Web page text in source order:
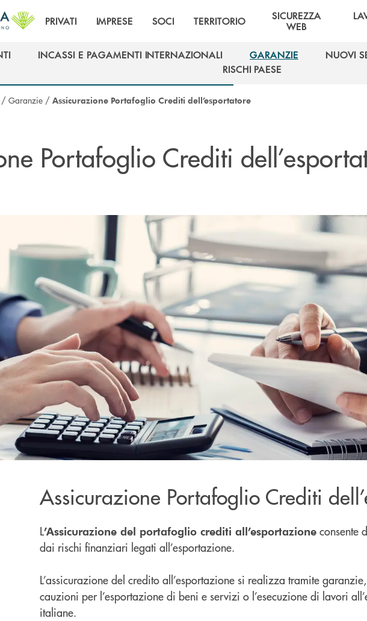
PRIVATI IMPRESE SOCI TERRITORIO
SICUREZZA
WEB
INCASSI E PAGAMENTI INTERNAZIONALI
GARANZIE
GARANZIE
NUOVI
RISCHI PAESE
RISCHI PAESE
/ Garanzie / Assicurazione Portafoglio Crediti dell’esportatore
Portafoglio Crediti
Assicurazione Portafoglio Crediti
L’Assicurazione del portafoglio crediti all’esportazione consente
dai rischi finanziari legati all’esportazione.
L’assicurazione del credito all’esportazione si realizza tramite
cauzioni per l’esportazione di beni e servizi o l’esecuzione di lavori
italiane.